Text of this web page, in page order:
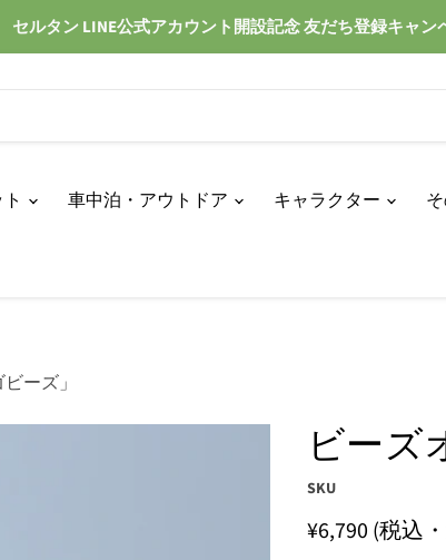
セルタン LINE公式アカウント開設記念 友だち登録キャン
車中泊・アウトドア キャラクター
ーズ」
ビーズ
SKU
¥6,790 (税込